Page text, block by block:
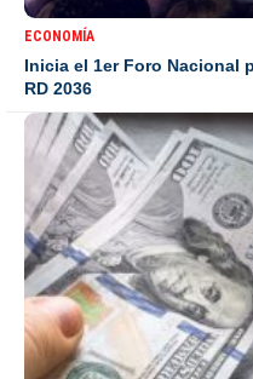
ECONOMÍA
Inicia el 1er Foro Nacional
RD 2036